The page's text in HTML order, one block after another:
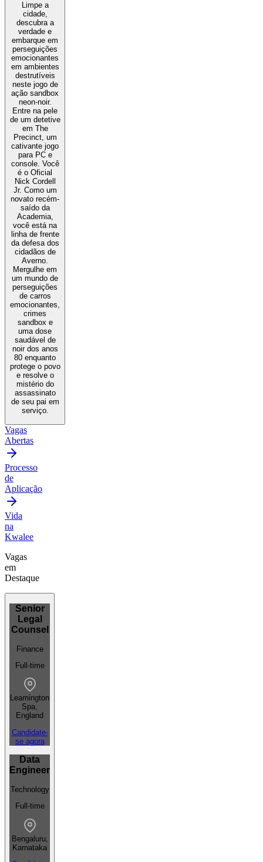
Limpe a
cidade,
descubra a
verdade e
embarque em
perseguições
emocionantes
em ambientes
destrutíveis
neste jogo de
ação sandbox
neon-noir.
Entre na pele
de um detetive
em The
Precinct, um
cativante jogo
para PC e
console. Você
é o Oficial
Nick Cordell
Jr. Como um
novato recém-
saído da
Academia,
você está na
linha de frente
da defesa dos
cidadãos de
Averno.
Mergulhe em
um mundo de
perseguições
de carros
emocionantes,
crimes
sandbox e
uma dose
saudável de
noir dos anos
80 enquanto
protege o povo
e resolve o
mistério do
assassinato
de seu pai em
serviço.
Vagas
Abertas
Processo
de
Aplicação
Vida
na
Kwalee
Vagas
em
Destaque
Senior
Legal
Counsel
Finance
Full-time
Leamington
Spa,
England
Candidate-
se agora
Data
Engineer
Technology
Full-time
Bengaluru,
Karnataka